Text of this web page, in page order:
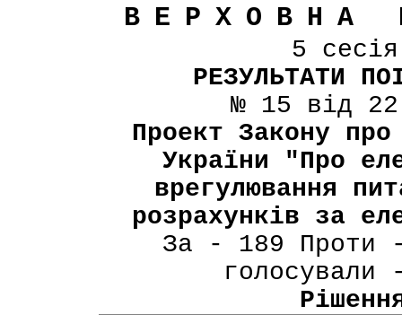
ВЕРХОВНА
5
РЕЗУЛЬТАТИ
№ 15 від
Проект Закону
України "Про
врегулювання
розрахунків за
За - 189 Проти